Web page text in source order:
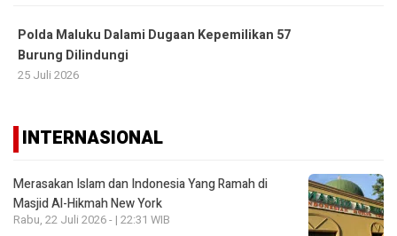
Polda Maluku Dalami Dugaan Kepemilikan 57
Burung Dilindungi
25 Juli 2026
INTERNASIONAL
Merasakan Islam dan Indonesia Yang Ramah di
Masjid Al-Hikmah New York
Rabu, 22 Juli 2026 - | 22:31 WIB